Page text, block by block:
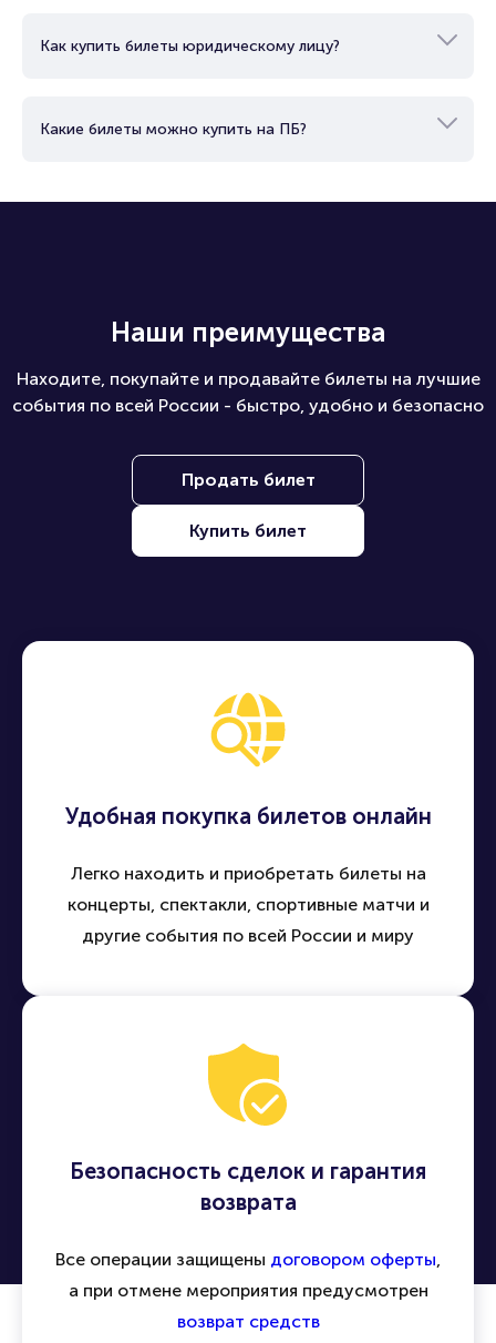
сейчас в режиме онлайн на нашем сайте.
Как купить билеты юридическому лицу?
Какие билеты можно купить на ПБ?
Наши преимущества
Находите, покупайте и продавайте билеты на лучшие
события по всей России - быстро, удобно и безопасно
Продать билет
Купить билет
Удобная покупка билетов онлайн
Легко находить и приобретать билеты на
концерты, спектакли, спортивные матчи и
другие события по всей России и миру
Безопасность сделок и гарантия
возврата
Все операции защищены договором оферты,
а при отмене мероприятия предусмотрен
возврат средств